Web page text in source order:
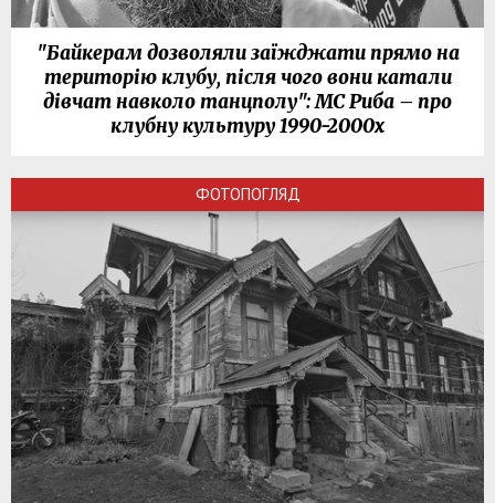
"Байкерам дозволяли заїжджати прямо на
територію клубу, після чого вони катали
дівчат навколо танцполу": МС Риба – про
клубну культуру 1990-2000х
ФОТОПОГЛЯД